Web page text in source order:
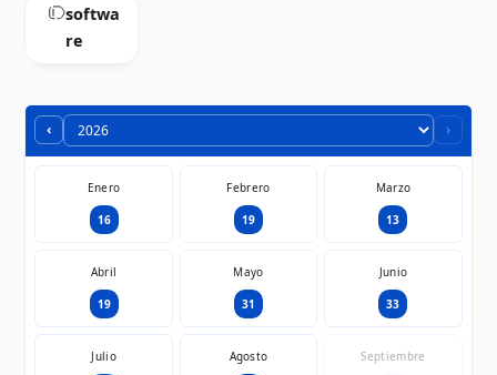
softwa
re
‹ ›
Enero
16
Febrero
19
Marzo
13
Abril
19
Mayo
31
Junio
33
Julio Agosto Septiembre